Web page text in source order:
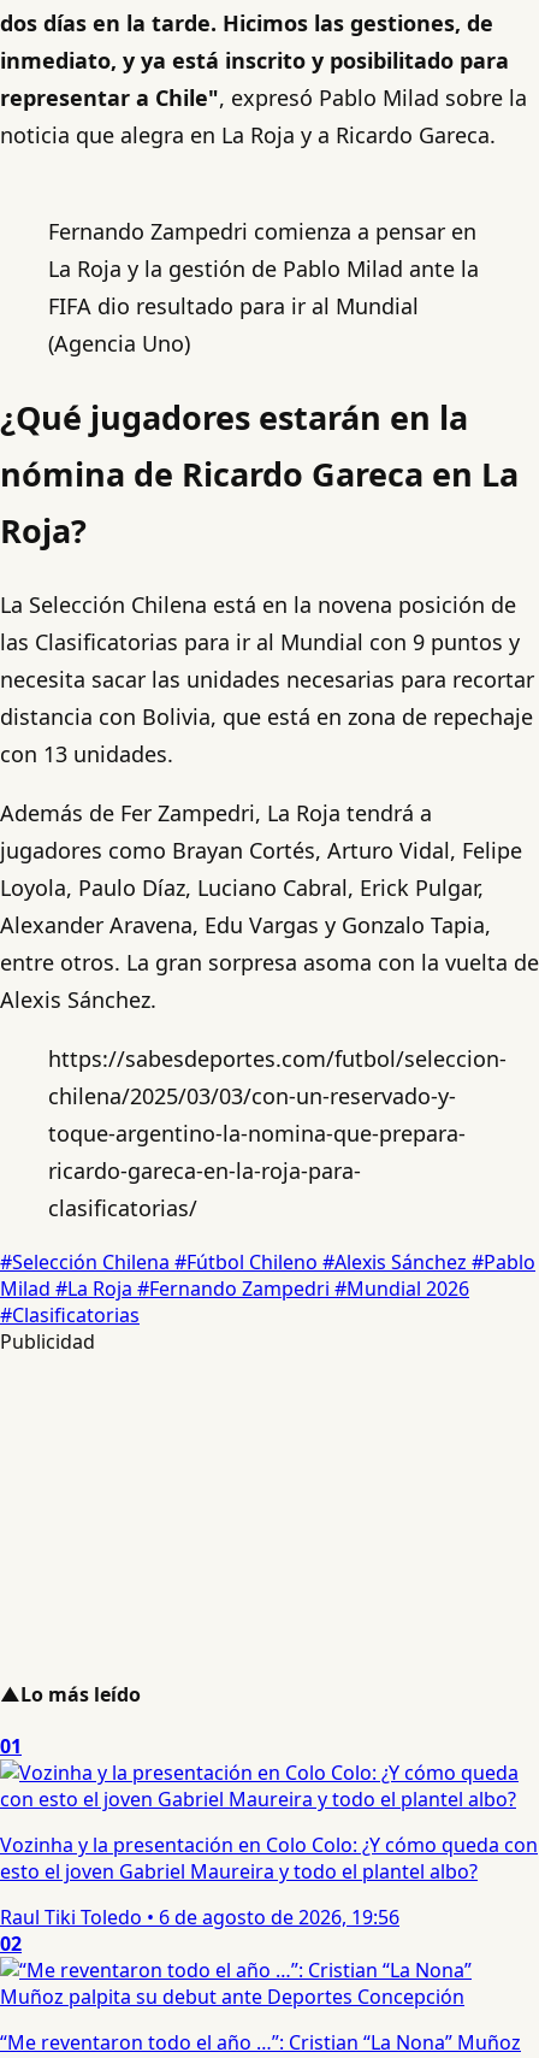
dos días en la tarde. Hicimos las gestiones, de
inmediato, y ya está inscrito y posibilitado para
representar a Chile", expresó Pablo Milad sobre la
noticia que alegra en La Roja y a Ricardo Gareca.
Fernando Zampedri comienza a pensar en
La Roja y la gestión de Pablo Milad ante la
FIFA dio resultado para ir al Mundial
(Agencia Uno)
¿Qué jugadores estarán en la
nómina de Ricardo Gareca en La
Roja?
La Selección Chilena está en la novena posición de
las Clasificatorias para ir al Mundial con 9 puntos y
necesita sacar las unidades necesarias para recortar
distancia con Bolivia, que está en zona de repechaje
con 13 unidades.
Además de Fer Zampedri, La Roja tendrá a
jugadores como Brayan Cortés, Arturo Vidal, Felipe
Loyola, Paulo Díaz, Luciano Cabral, Erick Pulgar,
Alexander Aravena, Edu Vargas y Gonzalo Tapia,
entre otros. La gran sorpresa asoma con la vuelta de
Alexis Sánchez.
https://sabesdeportes.com/futbol/seleccion-
chilena/2025/03/03/con-un-reservado-y-
toque-argentino-la-nomina-que-prepara-
ricardo-gareca-en-la-roja-para-
clasificatorias/
#Selección Chilena #Fútbol Chileno #Alexis Sánchez #Pablo
Milad #La Roja #Fernando Zampedri #Mundial 2026
#Clasificatorias
Publicidad
▲Lo más leído
01
Vozinha y la presentación en Colo Colo: ¿Y cómo queda con
esto el joven Gabriel Maureira y todo el plantel albo?
Raul Tiki Toledo • 6 de agosto de 2026, 19:56
02
“Me reventaron todo el año …”: Cristian “La Nona” Muñoz